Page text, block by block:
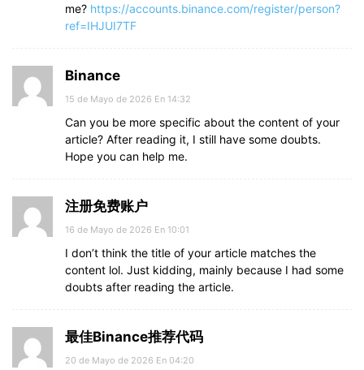
me? https://accounts.binance.com/register/person?
ref=IHJUI7TF
Binance
15 de Mayo de 2026 En 14:32
Can you be more specific about the content of your
article? After reading it, I still have some doubts.
Hope you can help me.
注册免费账户
16 de Mayo de 2026 En 10:01
I don’t think the title of your article matches the
content lol. Just kidding, mainly because I had some
doubts after reading the article.
最佳Binance推荐代码
20 de Mayo de 2026 En 04:20